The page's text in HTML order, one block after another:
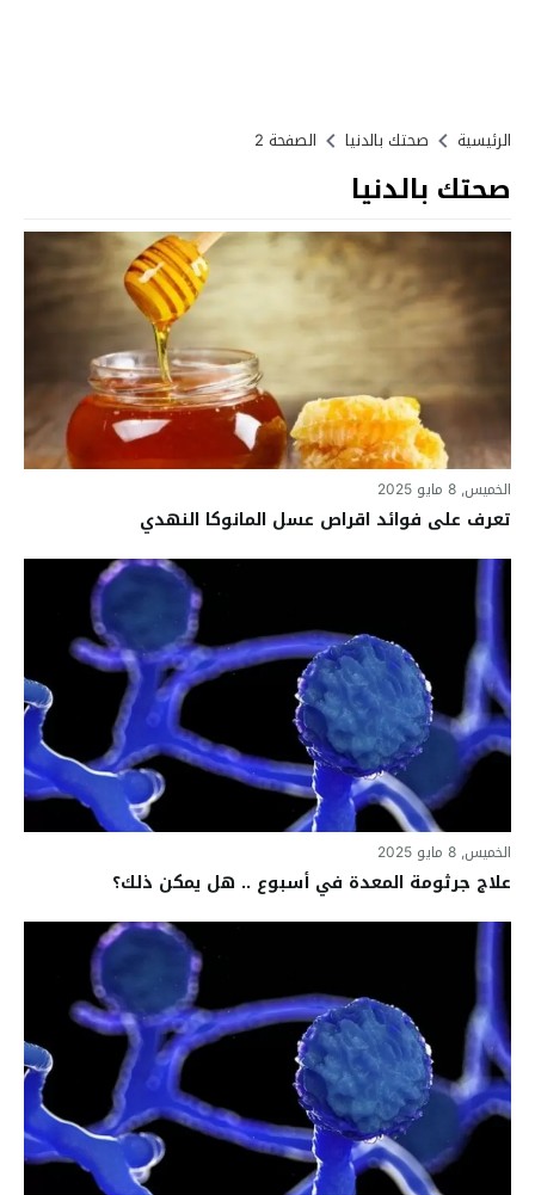
الرئيسية صحتك بالدنيا الصفحة 2
صحتك بالدنيا
الخميس, 8 مايو 2025
تعرف على فوائد اقراص عسل المانوكا النهدي
الخميس, 8 مايو 2025
علاج جرثومة المعدة في أسبوع .. هل يمكن ذلك؟